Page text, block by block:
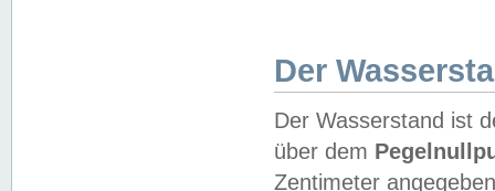
Der
Der Wasserstand ist
über dem
Zentimeter